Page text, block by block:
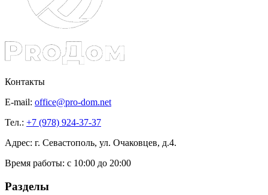
Контакты
E-mail: office@pro-dom.net
Тел.: +7 (978) 924-37-37
Адрес: г. Севастополь, ул. Очаковцев, д.4.
Время работы: с 10:00 до 20:00
Разделы